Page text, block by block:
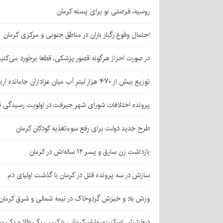
روسیه، فرصتی نو برای پسته کرمان
احتمال وقوع رگبار باران در مناطق جنوبی و مرکزی کرمان
در صورت احراز هرگونه قصور پزشکی، قطعا برخورد
توزیع بیش از ۴۷۰ هزار لیتر آب میان عزاداران جامانده اربعین در کرمان
پرونده اختلافات شورای شهر جیرفت در اولویت
طرح جدید دولت برای رفع سوءتغذیه کودکان کرمان
بازداشت زن سارق و پسر ۱۲ ساله‌اش در کرمان
سازش در سه پرونده قتل در کرمان با گذشت اولیای دم
وزش باد و خیزش گردوخاک در نیمه شمالی و شرق